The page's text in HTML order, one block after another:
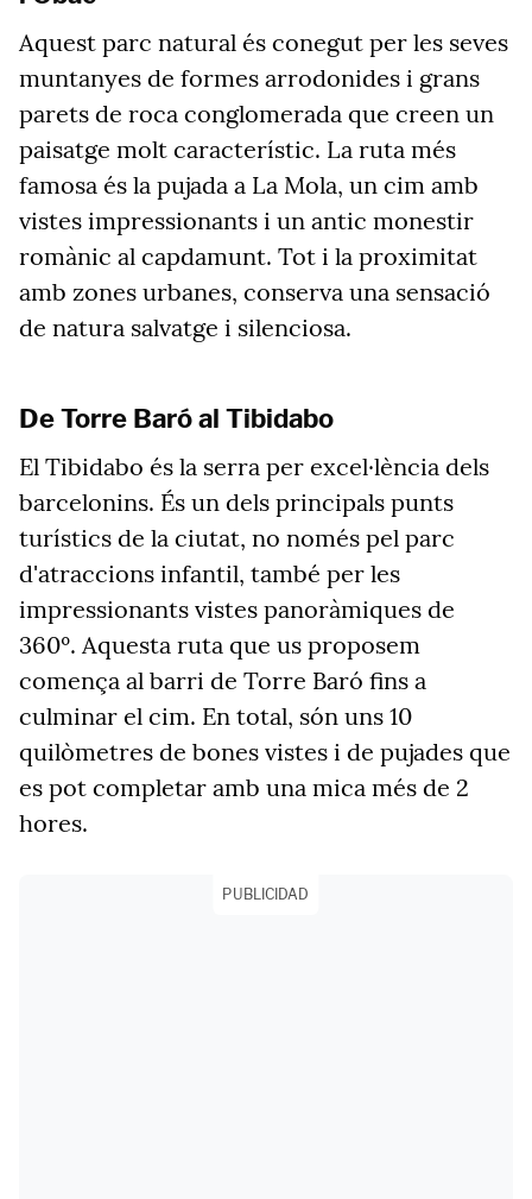
Aquest parc natural és conegut per les seves
muntanyes de formes arrodonides i grans
parets de roca conglomerada que creen un
paisatge molt característic. La ruta més
famosa és la pujada a La Mola, un cim amb
vistes impressionants i un antic monestir
romànic al capdamunt. Tot i la proximitat
amb zones urbanes, conserva una sensació
de natura salvatge i silenciosa.
De Torre Baró al Tibidabo
El Tibidabo és la serra per excel·lència dels
barcelonins. És un dels principals punts
turístics de la ciutat, no només pel parc
d'atraccions infantil, també per les
impressionants vistes panoràmiques de
360º. Aquesta ruta que us proposem
comença al barri de Torre Baró fins a
culminar el cim. En total, són uns 10
quilòmetres de bones vistes i de pujades que
es pot completar amb una mica més de 2
hores.
PUBLICIDAD